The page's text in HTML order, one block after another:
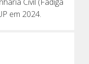
em 2024.